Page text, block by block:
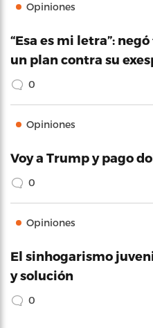
Opiniones
“Esa es mi letra”:
un plan contra su
0
Opiniones
Voy a Trump y pago
0
Opiniones
El sinhogarismo
y solución
0